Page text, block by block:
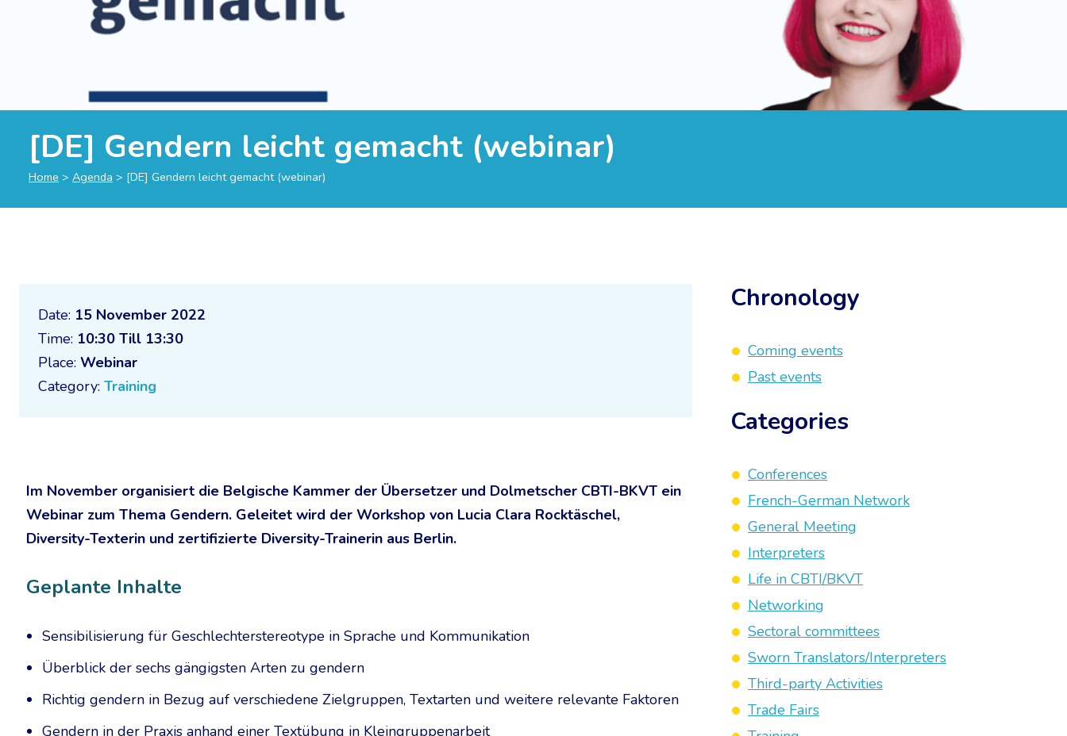
[DE] Gendern leicht gemacht (webinar)
Home > Agenda > [DE] Gendern leicht gemacht (webinar)
Date: 15 November 2022
Time: 10:30 Till 13:30
Place: Webinar
Category: Training
Im November organisiert die Belgische Kammer der Übersetzer und Dolmetscher CBTI-BKVT ein
Webinar zum Thema Gendern. Geleitet wird der Workshop von Lucia Clara Rocktäschel,
Diversity-Texterin und zertifizierte Diversity-Trainerin aus Berlin.
Geplante Inhalte
Sensibilisierung für Geschlechterstereotype in Sprache und Kommunikation
Überblick der sechs gängigsten Arten zu gendern
Richtig gendern in Bezug auf verschiedene Zielgruppen, Textarten und weitere relevante Faktoren
Gendern in der Praxis anhand einer Textübung in Kleingruppenarbeit
Chronology
Coming events
Past events
Categories
Conferences
French-German Network
General Meeting
Interpreters
Life in CBTI/BKVT
Networking
Sectoral committees
Sworn Translators/Interpreters
Third-party Activities
Trade Fairs